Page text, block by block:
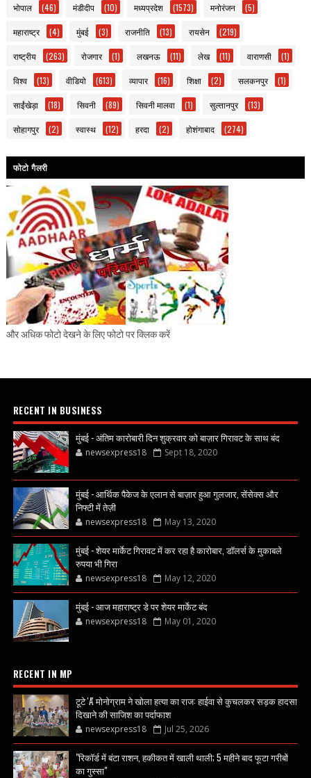
भोपाल (46) मंडीदीप (10) मध्यप्रदेश (1573) मनोरंजन (5)
महाराष्ट्र (4) मुंबई (3) राजनीति (13) रायसेन (219)
राष्ट्रीय (263) रोजगार (1) लखनऊ (11) लेख (11) वाराणसी (1)
विश्व (13) वीडियो (613) व्यापार (16) शिक्षा (2) सलकनपुर (1)
साईंखेड़ा (18) सिवनी (89) सिवनी मालवा (1) सुल्तानपुर (13)
सोहागपुर (2) स्वास्थ (12) हरदा (2) होशंगाबाद (274)
फोटो गैलरी
और अधिक फोटो देखने के लिए फोटो पर क्लिक करें
RECENT IN BUSINESS
मुंबई - अंतिम कारोबारी दिन शुक्रवार को बाज़ार गिरावट के साथ बंद
newsexpress18 Sept 18, 2020
मुंबई - आर्थिक पैकेज के एलान से बाज़ार हुआ गुलजार, सेंसेक्स और
निफ्टी में तेज़ी
newsexpress18 May 13, 2020
मुंबई - शेयर मार्केट गिरावट में कर रहा है कारोबार, डॉलर्स के मुकाबले
रुपया भी गिरा
newsexpress18 May 12, 2020
मुंबई - आज महाराष्ट्र डे पर शेयर मार्केट बंद
newsexpress18 May 01, 2020
RECENT IN MP
टूटे 'A' मोनोग्राम ने खोला हत्या का राज: हाईवा से कुचलकर सड़क हादसा
दिखाने की साजिश का पर्दाफाश
newsexpress18 Jul 25, 2026
"रिकॉर्ड में बंटा राशन, हकीकत में खाली थाली; 5 महीने बाद फूटा गरीबों
का गुस्सा"